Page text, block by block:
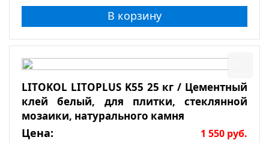
В корзину
LITOKOL LITOPLUS K55 25 кг / Цементный
клей белый, для плитки, стеклянной
мозаики, натурального камня
Цена: 1 550 руб.